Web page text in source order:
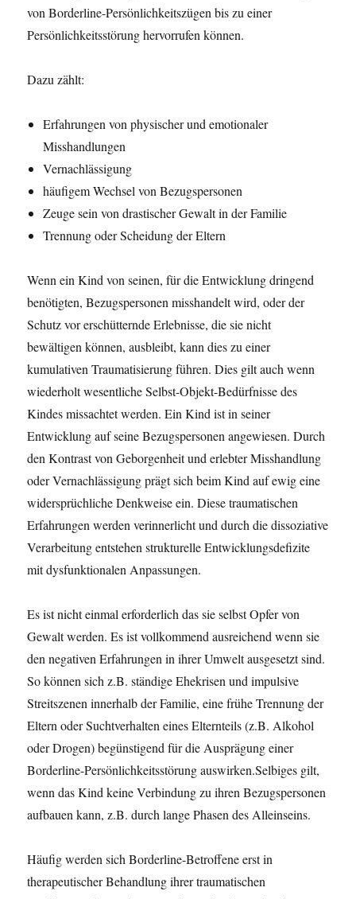
von Borderline-Persönlichkeitszügen bis zu einer
Persönlichkeitsstörung hervorrufen können.
Dazu zählt:
Erfahrungen von physischer und emotionaler
Misshandlungen
Vernachlässigung
häufigem Wechsel von Bezugspersonen
Zeuge sein von drastischer Gewalt in der Familie
Trennung oder Scheidung der Eltern
Wenn ein Kind von seinen, für die Entwicklung dringend
benötigten, Bezugspersonen misshandelt wird, oder der
Schutz vor erschütternde Erlebnisse, die sie nicht
bewältigen können, ausbleibt, kann dies zu einer
kumulativen Traumatisierung führen. Dies gilt auch wenn
wiederholt wesentliche Selbst-Objekt-Bedürfnisse des
Kindes missachtet werden. Ein Kind ist in seiner
Entwicklung auf seine Bezugspersonen angewiesen. Durch
den Kontrast von Geborgenheit und erlebter Misshandlung
oder Vernachlässigung prägt sich beim Kind auf ewig eine
widersprüchliche Denkweise ein. Diese traumatischen
Erfahrungen werden verinnerlicht und durch die dissoziative
Verarbeitung entstehen strukturelle Entwicklungsdefizite
mit dysfunktionalen Anpassungen.
Es ist nicht einmal erforderlich das sie selbst Opfer von
Gewalt werden. Es ist vollkommend ausreichend wenn sie
den negativen Erfahrungen in ihrer Umwelt ausgesetzt sind.
So können sich z.B. ständige Ehekrisen und impulsive
Streitszenen innerhalb der Familie, eine frühe Trennung der
Eltern oder Suchtverhalten eines Elternteils (z.B. Alkohol
oder Drogen) begünstigend für die Ausprägung einer
Borderline-Persönlichkeitsstörung auswirken.Selbiges gilt,
wenn das Kind keine Verbindung zu ihren Bezugspersonen
aufbauen kann, z.B. durch lange Phasen des Alleinseins.
Häufig werden sich Borderline-Betroffene erst in
therapeutischer Behandlung ihrer traumatischen